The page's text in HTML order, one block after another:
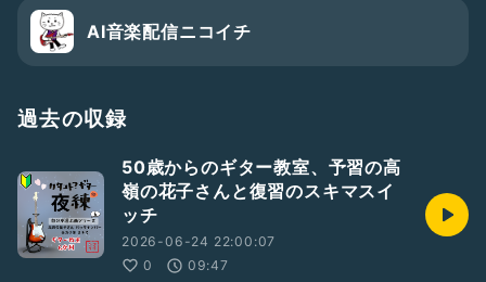
AI音楽配信ニコイチ
過去の収録
50歳からのギター教室、予習の高
嶺の花子さんと復習のスキマスイ
ッチ
2026-06-24 22:00:07
0
09:47